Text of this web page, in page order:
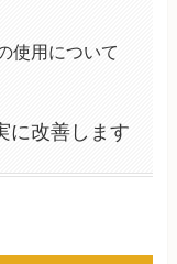
使用について
に改善します